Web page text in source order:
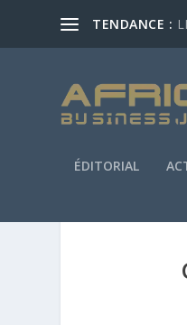
TENDANCE :
ÉDITORIAL